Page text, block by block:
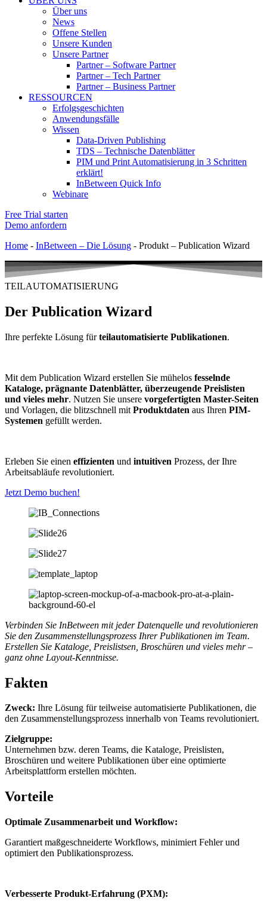
Über uns
News
Offene Stellen
Unsere Kunden
Unsere Partner
Partner – Software Partner
Partner – Tech Partner
Partner – Business Partner
RESSOURCEN
Erfolgsgeschichten
Anwendungsfälle
Wissen
Data-Driven Publishing
TDS – Technische Datenblätter
PIM und Print Automatisierung in 3 Schritten
erklärt!
InBetween Quick Info
Webinare
Free Trial starten
Demo anfordern
Home - InBetween – Die Lösung - Produkt – Publication Wizard
TEILAUTOMATISIERUNG
Der Publication Wizard
Ihre perfekte Lösung fürteilautomatisierte Publikationen.
Mit dem Publication Wizard erstellen Sie mühelos fesselnde
Kataloge, prägnante Datenblätter, überzeugende Preislisten
und vieles mehr. Nutzen Sie unsere vorgefertigten Master-Seiten
und Vorlagen, die blitzschnell mit Produktdaten aus Ihren PIM-
Systemen gefüllt werden.
Erleben Sie einen effizienten und intuitiven Prozess, der Ihre
Arbeitsabläufe revolutioniert.
Jetzt Demo buchen!
Verbinden Sie InBetween mit jeder Datenquelle und revolutionieren
Sie den Zusammenstellungsprozess Ihrer Publikationen im Team.
Erstellen Sie Kataloge, Preislistsen, Broschüren und vieles mehr –
ganz ohne Layout-Kenntnisse.
Fakten
Zweck: Ihre Lösung für teilweise automatisierte Publikationen, die
den Zusammenstellungsprozess innerhalb von Teams revolutioniert.
Zielgruppe:
Unternehmen bzw. deren Teams, die Kataloge, Preislisten,
Broschüren und weitere Publikationen über eine optimierte
Arbeitsplattform erstellen möchten.
Vorteile
Optimale Zusammenarbeit und Workflow:
Garantiert maßgeschneiderte Workflows, minimiert Fehler und
optimiert den Publikationsprozess.
Verbesserte Produkt-Erfahrung (PXM):